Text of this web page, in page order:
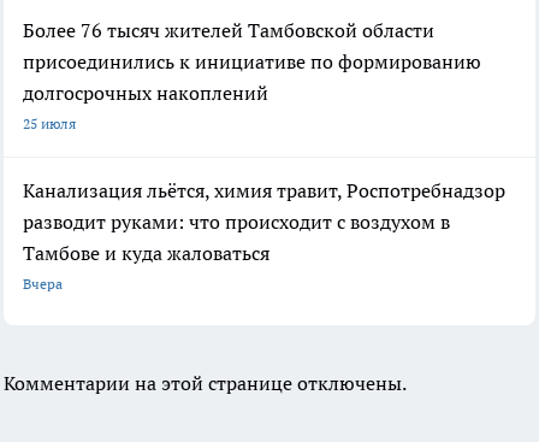
Более 76 тысяч жителей Тамбовской области
присоединились к инициативе по формированию
долгосрочных накоплений
25 июля
Канализация льётся, химия травит, Роспотребнадзор
разводит руками: что происходит с воздухом в
Тамбове и куда жаловаться
Вчера
Комментарии на этой странице отключены.